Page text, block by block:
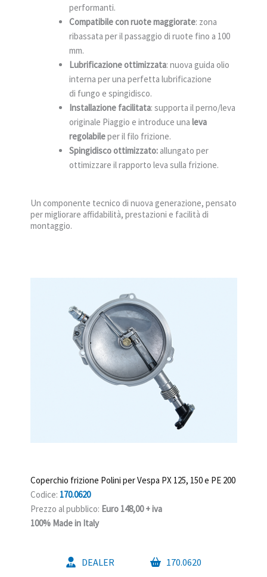
performanti.
Compatibile con ruote maggiorate: zona
ribassata per il passaggio di ruote fino a 100
mm.
Lubrificazione ottimizzata: nuova guida olio
interna per una perfetta lubrificazione
di fungo e spingidisco.
Installazione facilitata: supporta il perno/leva
originale Piaggio e introduce una leva
regolabileper il filo frizione.
Spingidisco ottimizzato:allungato per
ottimizzare il rapporto leva sulla frizione.
Un componente tecnico di nuova generazione, pensato
per migliorare affidabilità, prestazioni e facilità di
montaggio.
Coperchio frizione Polini per Vespa PX 125, 150 e PE 200
Codice: 170.0620
Prezzo al pubblico: Euro 148,00 + iva
100% Made in Italy
DEALER 170.0620